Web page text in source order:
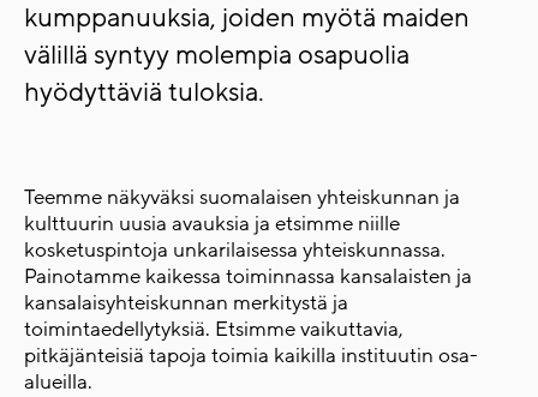
kumppanuuksia, joiden myötä maiden
välillä syntyy molempia osapuolia
hyödyttäviä tuloksia.
Teemme näkyväksi suomalaisen yhteiskunnan ja
kulttuurin uusia avauksia ja etsimme niille
kosketuspintoja unkarilaisessa yhteiskunnassa.
Painotamme kaikessa toiminnassa kansalaisten ja
kansalaisyhteiskunnan merkitystä ja
toimintaedellytyksiä. Etsimme vaikuttavia,
pitkäjänteisiä tapoja toimia kaikilla instituutin osa-
alueilla.